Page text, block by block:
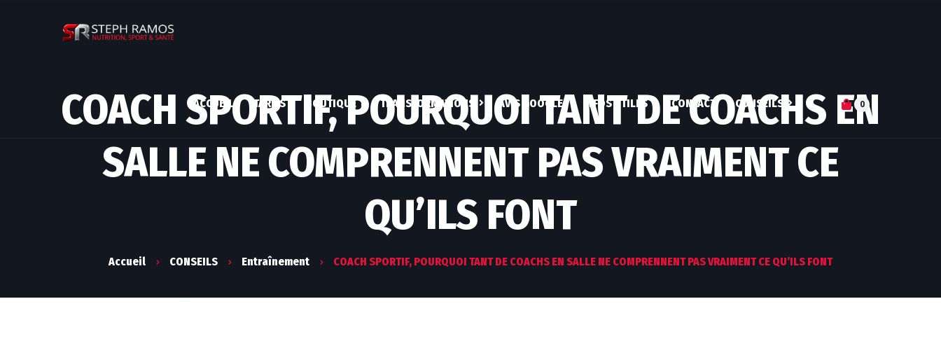
ACCUEIL TARIFS BOUTIQUE
COMPLÉMENTS
ALIMENTAIRES
ESPACE CLIENT MON COMPTE
TRANSFORMATIONS
COACHING CLASSIQUE
COACHING ATHLÈTE
AVIS GOOGLE INFOS UTILES
QUI SUIS-JE ?
MON ADN DE COACH
ENTRAINEMENT
CONTACT CONSEILS
ARTICLES
Q&A
0
COACH SPORTIF, POURQUOI TANT DE COACHS EN
SALLE NE COMPRENNENT PAS VRAIMENT CE
QU’ILS FONT
Accueil CONSEILS Entraînement COACH SPORTIF, POURQUOI TANT DE COACHS EN SALLE NE COMPRENNENT PAS VRAIMENT CE QU’ILS FONT